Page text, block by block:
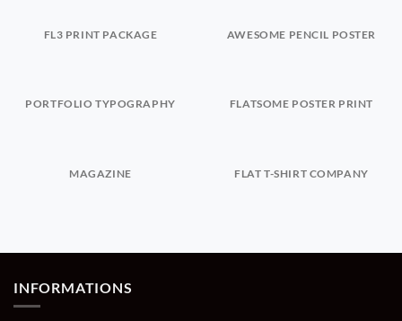
FL3 PRINT PACKAGE AWESOME PENCIL POSTER
PORTFOLIO TYPOGRAPHY FLATSOME POSTER PRINT
MAGAZINE FLAT T-SHIRT COMPANY
INFORMATIONS